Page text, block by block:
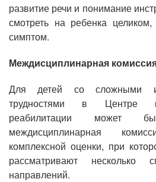
развитие речи и понимание
смотреть на ребенка
симптом.
Междисциплинарная
Для детей со сложными
трудностями в Центре
реабилитации может
междисциплинарная
комплексной оценки, при
рассматривают несколько
направлений.